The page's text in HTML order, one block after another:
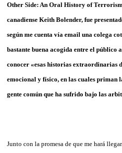
Other Side: An Oral History of
canadiense Keith Bolender, fue
según me cuenta vía email una colega
bastante buena acogida entre el público
conocer «esas historias extraordinarias
emocional y físico, en las cuales priman
gente común que ha sufrido bajo las
Junto con la promesa de que me hará